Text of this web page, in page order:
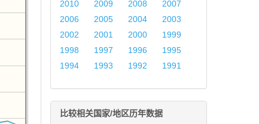
2010
2009 2008
2007
2006
2005 2004
2003
2002
2001 2000
1999
1998
1997 1996
1995
1994
1993 1992 1991
比较相关国家/地区历年数据